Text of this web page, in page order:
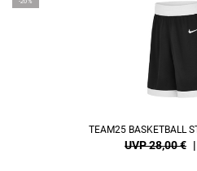
TEAM25 BASKETBALL
UVP 28,00 € |